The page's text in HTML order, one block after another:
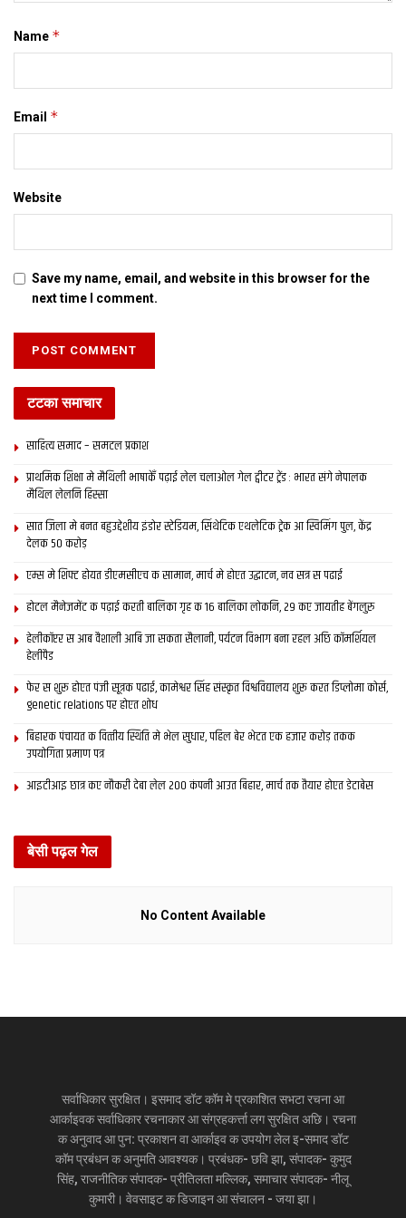
करत।
Tags: bihar government news ongc पटना पेट्रो बिहार
Name *
Email *
Website
Save my name, email, and website in this browser for the
next time I comment.
टटका समाचार
साहित्य समाद – समटल प्रकाश
प्राथमिक शि‍क्षा मे मैथि‍ली भाषाकेँ पढ़ाई लेल चलाओल गेल ट्वीटर ट्रेंड : भारत संगे नेपालक
मैथिल लेलनि हिस्सा
सात जिला मे बनत बहुउद्देशीय इंडोर स्‍टेडि‍यम, सिंथेटिक एथलेटिक ट्रेक आ स्विमिंग पुल, केंद्र
देलक 50 करोड़
एम्स मे शिफ्ट होयत डीएमसीएच क सामान, मार्च मे होएत उद्घाटन, नव सत्र स पढाई
होटल मैनेजमेंट क पढ़ाई करती बालिका गृह क 16 बालिका लोकनि, 29 कए जायतीह बेंगलुरु
हेलीकॉप्टर स आब वैशाली आबि जा सकता सैलानी, पर्यटन विभाग बना रहल अछि कॉमर्शियल
हेलीपैड
फेर स शुरू होएत पंजी सूत्रक पढाई, कामेश्वर सिंह संस्कृत विश्वविद्यालय शुरू करत डिप्लोमा कोर्स,
genetic relations पर होएत शोध
बिहारक पंचायत क वित्‍तीय स्थिति मे भेल सुधार, पहिल बेर भेटत एक हजार करोड़ तकक
उपयोगिता प्रमाण पत्र
आइटीआइ छात्र कए नौकरी देबा लेल 200 कंपनी आउत बिहार, मार्च तक तैयार होएत डेटाबेस
बेसी पढ़ल गेल
No Content Available
सर्वाधिकार सुरक्षित। इसमाद डॉट कॉम मे प्रकाशित सभटा रचना आ
आर्काइवक सर्वाधिकार रचनाकार आ संग्रहकर्त्ता लग सुरक्षित अछि। रचना
क अनुवाद आ पुन: प्रकाशन वा आर्काइव क उपयोग लेल इ-समाद डॉट
कॉम प्रबंधन क अनुमति आवश्यक। प्रबंधक- छवि झा, संपादक- कुमुद
सिंह, राजनीतिक संपादक- प्रीतिलता मल्लिक, समाचार संपादक- नीलू
कुमारी। वेवसाइट क डिजाइन आ संचालन - जया झा।